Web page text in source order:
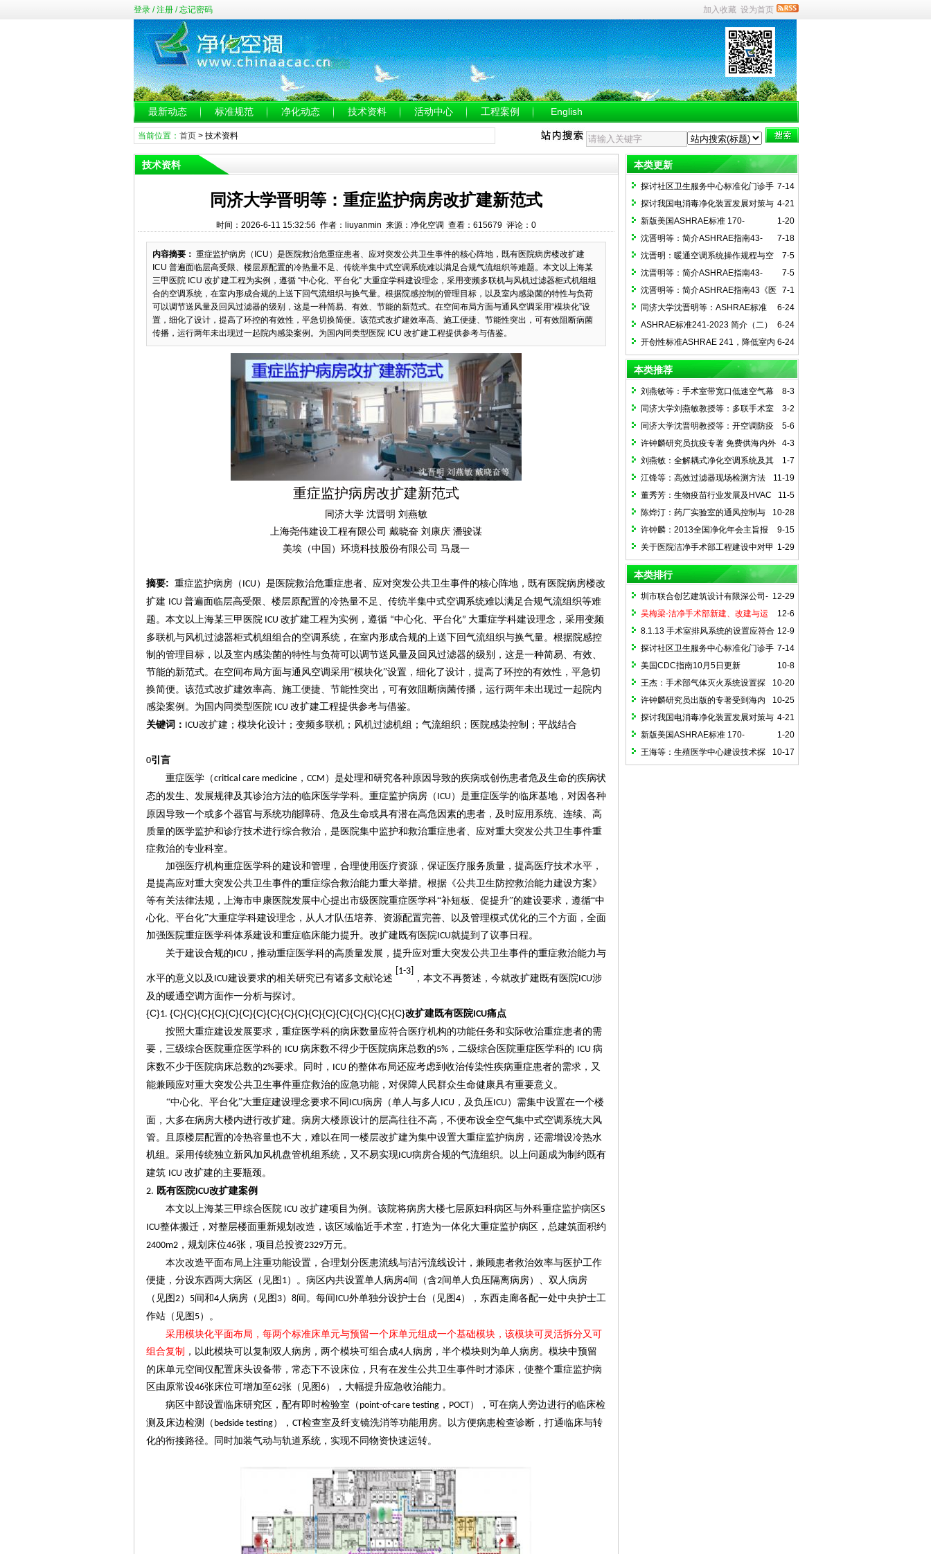
登录/注册/忘记密码 加入收藏 设为首页
最新动态 标准规范 净化动态 技术资料 活动中心 工程案例 English
当前位置： 首页> 技术资料
技术资料
同济大学晋明等：重症监护病房改扩建新范式
时间：2026-6-11 15:32:56 作者：liuyanmin 来源：净化空调 查看：615679 评论：0
内容摘要： 重症监护病房（ICU）是医院救治危重症患者、应对突发公共卫生事件的核心阵地，既有医院病房楼改扩建
ICU 普遍面临层高受限、楼层原配置的冷热量不足、传统半集中式空调系统难以满足合规气流组织等难题。本文以上海某
三甲医院 ICU 改扩建工程为实例，遵循 “中心化、平台化” 大重症学科建设理念，采用变频多联机与风机过滤器柜式机组组
合的空调系统，在室内形成合规的上送下回气流组织与换气量。根据院感控制的管理目标，以及室内感染菌的特性与负荷
可以调节送风量及回风过滤器的级别，这是一种简易、有效、节能的新范式。在空间布局方面与通风空调采用“模块化”设
置，细化了设计，提高了环控的有效性，平急切换简便。该范式改扩建效率高、施工便捷、节能性突出，可有效阻断病菌
传播，运行两年未出现过一起院内感染案例。为国内同类型医院 ICU 改扩建工程提供参考与借鉴。
重症监护病房改扩建新范式
同济大学 沈晋明 刘燕敏
上海尧伟建设工程有限公司 戴晓奋 刘康庆 潘骏谋
美埃（中国）环境科技股份有限公司 马晟一
摘要: 重症监护病房（ ICU ）是医院救治危重症患者、应对突发公共卫生事件的核心阵地，既有医院病房楼改
扩建 ICU 普遍面临层高受限、楼层原配置的冷热量不足、传统半集中式空调系统难以满足合规气流组织等难
题。本文以上海某三甲医院ICU 改扩建工程为实例，遵循 “中心化、平台化” 大重症学科建设理念， 采用变频
多联机与风机过滤器柜式机组组合的空调系统，在室内形成合规的上送下回气流组织与换气量。根据院感控
制的管理目标，以及室内感染菌的特性与负荷可以调节送风量及回风过滤器的级别，这是一种简易、有效、
节能的新范式。在空间布局方面与通风空调采用“模块化”设置，细化了设计，提高了环控的有效性，平急切
换简便。 该范式改扩建效率高、施工便捷、节能性突出，可有效阻断病菌传播，运行两年未出现过一起院内
感染案例。 为国内同类型医院ICU 改扩建工程提供参考与借鉴。
关键词： ICU改扩建；模块化设计；变频多联机；风机过滤机组；气流组织；医院感染控制；平战结合
0引言
重症医学（critical care medicine， CCM ） 是处理和研究各种原因导致的疾病或创伤患者危及生命的疾病状
态的发生、发展规律及其诊治方法的临床医学学科。重症监护病房（ ICU ）是重症医学的临床基地，对因各种
原因导致一个或多个器官与系统功能障碍、危及生命或具有潜在高危因素的患者，及时应用系统、连续、高
质量的医学监护和诊疗技术进行综合救治，是医院集中监护和救治重症患者、应对重大突发公共卫生事件重
症救治的专业科室。
加强医疗机构重症医学科的建设和管理，合理使用医疗资源，保证医疗服务质量，提高医疗技术水平，
是提高应对重大突发公共卫生事件的重症综合救治能力重大举措。根据《公共卫生防控救治能力建设方案》
等有关法律法规，上海市申康医院发展中心提出市级医院重症医学科“补短板、促提升”的建设要求， 遵循“中
心化、平台化”大重症学科建设理念， 从人才队伍培养、资源配置完善、以及管理模式优化的三个方面，全面
加强医院重症医学科体系建设和重症临床能力提升。 改扩建既有医院ICU就提到了议事日程。
关于建设合规的ICU ，推动重症医学科的高质量发展，提升应对重大突发公共卫生事件的重症救治能力与
水平的意义以及 ICU建设要求的相关研究已有诸多文献论述
1-3]
，本文不再赘述，今就改扩建既有医院ICU涉
及的暖通空调方面作一分析与探讨。
{C}1. {C}{C}{C}{C}{C}{C}{C}{C}{C}{C}{C}{C}{C}{C}{C}{C}{C}改扩建既有医院ICU痛点
按照大重症建设发展要求，重症医学科的病床数量应符合医疗机构的功能任务和实际收治重症患者的需
要，三级综合医院重症医学科的 ICU 病床数不得少于医院病床总数的5%，二级综合医院重症医学科的 ICU 病
床数不少于医院病床总数的2%要求。同时， ICU 的整体布局还应考虑到收治传染性疾病重症患者的需求，又
能兼顾应对重大突发公共卫生事件重症救治的应急功能，对保障人民群众生命健康具有重要意义。
“中心化、平台化”大重症建设理念要求不同 ICU病房（单人与多人 ICU ，及负压ICU ）需集中设置在一个楼
面，大多在病房大楼内进行改扩建。病房大楼原设计的层高往往不高，不便布设全空气集中式空调系统大风
管。且原楼层配置的冷热容量也不大，难以在同一楼层改扩建为集中设置大重症监护病房，还需增设冷热水
机组。采用传统独立新风加风机盘管机组系统，又不易实现ICU病房合规的气流组织。以上问题成为制约既有
建筑 ICU 改扩建的主要瓶颈。
2. 既有医院ICU改扩建案例
本文 以 上海某三甲综合医院ICU 改扩建项目为例。该院将病房大楼七层原妇科病区与外科重症监护病区S
ICU整体搬迁，对整层楼面重新规划改造，该区域临近手术室，打造为一体化大重症监护病区，总建筑面积约
2400m2，规划床位46张，项目总投资2329万元。
本次改造平面布局上注重功能设置，合理划分医患流线与洁污流线设计，兼顾患者救治效率与医护工作
便捷，分设东西两大病区（见图 1）。病区内共设置单人病房4间（含2间单人负压隔离病房）、双人病房
（见图2） 5间和4人病房（见图 3） 8间。每间ICU外单独分设护士台（见图4），东西走廊各配一处中央护士工
作站（见图 5）。
采用模块化平面布局，每两个标准床单元与预留一个床单元组成一个基础模块，该模块可灵活拆分又可
组合复制 ，以此模块可以复制双人病房， 两个模块可组合成4人病房，半个模块则为单人病房。模块中预留
的床单元空间仅配置床头设备带，常态下不设床位，只有在发生公共卫生事件时才添床，使整个重症监护病
区由原常设46张床位可增加至62张（见图6） ，大幅提升应急收治能力 。
病区中部设置临床研究区， 配有即时检验室（ point-of-care testing， POCT）， 可在病人旁边进行的临床检
测及床边检测（ bedside testing） ， CT检查室及纤支镜洗消等功能用房。以方便病患检查诊断，打通临床与转
化的衔接路径。同时加装气动与轨道系统，实现不同物资快速运转。
本类更新
7-14
探讨社区卫生服务中心标准化门诊手
术室建设（一）
4-21
探讨我国电消毒净化装置发展对策与
国际接轨路径
1-20
新版美国ASHRAE标准 170-
2025《医疗护理设施通风》简介
7-18
沈晋明等：简介ASHRAE指南43-
2025(4)医院通风运行指南附录解读
7-5
沈晋明：暖通空调系统操作规程与空
间监控简介ASHRAE指南43-2025（2）7-5
沈晋明等：简介ASHRAE指南43-
2025(3)《医院通风系统运行指南的实
施》
7-1
沈晋明等：简介ASHRAE指南43《医
疗护理设施通风运行指南》
6-24
同济大学沈晋明等：ASHRAE标准
241-2023 简介（三） ——传染风险管理
模式（下）
6-24
ASHRAE标准241-2023 简介（二）
——传染风险管理模式（上）
6-24
开创性标准ASHRAE 241，降低室内
传染性气溶胶传播风险
本类推荐
8-3
刘燕敏等：手术室带宽口低速空气幕
的异温异速送风系统
3-2
同济大学刘燕敏教授等：多联手术室
的研发与实施
5-6
同济大学沈晋明教授等：开空调防疫
常态化
4-3
许钟麟研究员抗疫专著 免费供海内外
在线阅读
1-7
刘燕敏：全解耦式净化空调系统及其
应用
11-19
江锋等：高效过滤器现场检测方法
简述及专题研究
11-5
董秀芳：生物疫苗行业发展及HVAC
设计对策
10-28
陈烨汀：药厂实验室的通风控制与
安全节能对策
9-15
许钟麟：2013全国净化年会主旨报
告--我国空气净化技术的新发展、新技
术、新理念
1-29
关于医院洁净手术部工程建设中对甲
方/设计方的几点建议
本类排行
12-29
圳市联合创艺建筑设计有限深公司-
骆艳：洁净手术室湿度优先控制设计方法
探讨
12-6
吴梅梁-洁净手术部新建、改建与运
行管理
12-9
8.1.13 手术室排风系统的设置应符合
下列要求
7-14
探讨社区卫生服务中心标准化门诊手
术室建设（一）
10-8
美国CDC指南10月5日更新
10-20
王杰：手术部气体灭火系统设置探
讨
10-25
许钟麟研究员出版的专著受到海内
外读者的广泛关注
4-21
探讨我国电消毒净化装置发展对策与
国际接轨路径
1-20
新版美国ASHRAE标准 170-
2025《医疗护理设施通风》简介
10-17
王海等：生殖医学中心建设技术探